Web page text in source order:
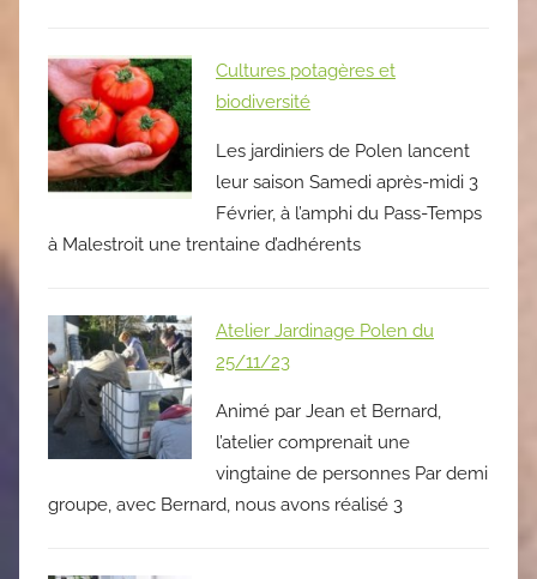
Cultures potagères et
biodiversité
Les jardiniers de Polen lancent
leur saison Samedi après-midi 3
Février, à l’amphi du Pass-Temps
à Malestroit une trentaine d’adhérents
Atelier Jardinage Polen du
25/11/23
Animé par Jean et Bernard,
l’atelier comprenait une
vingtaine de personnes Par demi
groupe, avec Bernard, nous avons réalisé 3